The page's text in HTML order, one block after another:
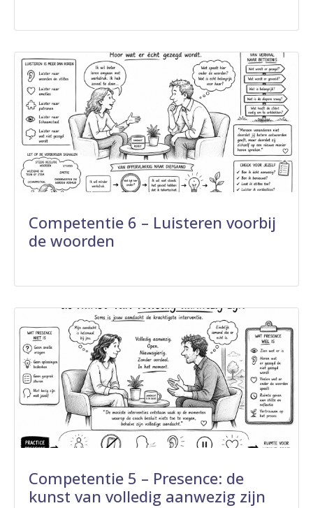
Competentie 6 – Luisteren voorbij
de woorden
Competentie 5 – Presence: de
kunst van volledig aanwezig zijn